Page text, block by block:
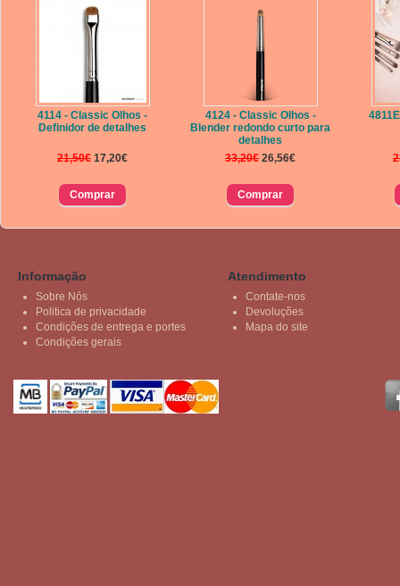
4114 - Classic Olhos -
Definidor de detalhes
21,50€ 17,20€
4124 - Classic Olhos -
Blender redondo curto para
detalhes
33,20€ 26,56€
Informação
Sobre Nós
Politica de privacidade
Condições de entrega e portes
Condições gerais
Atendimento
Contate-nos
Devoluções
Mapa do site